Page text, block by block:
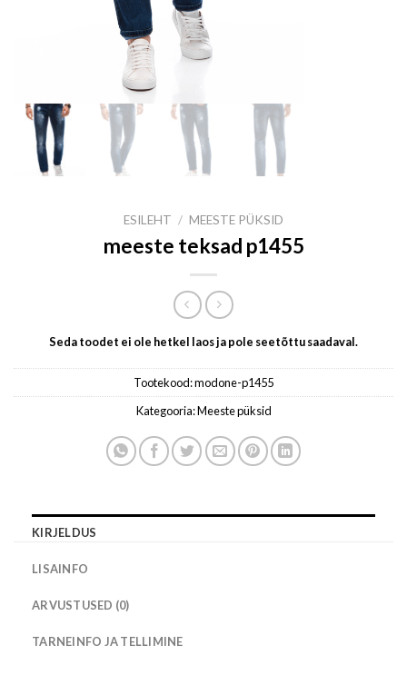
ESILEHT / MEESTE PÜKSID
meeste teksad p1455
Seda toodet ei ole hetkel laos ja pole seetõttu saadaval.
Tootekood:modone-p1455
Kategooria:Meeste püksid
KIRJELDUS
LISAINFO
ARVUSTUSED (0)
TARNEINFO JA TELLIMINE